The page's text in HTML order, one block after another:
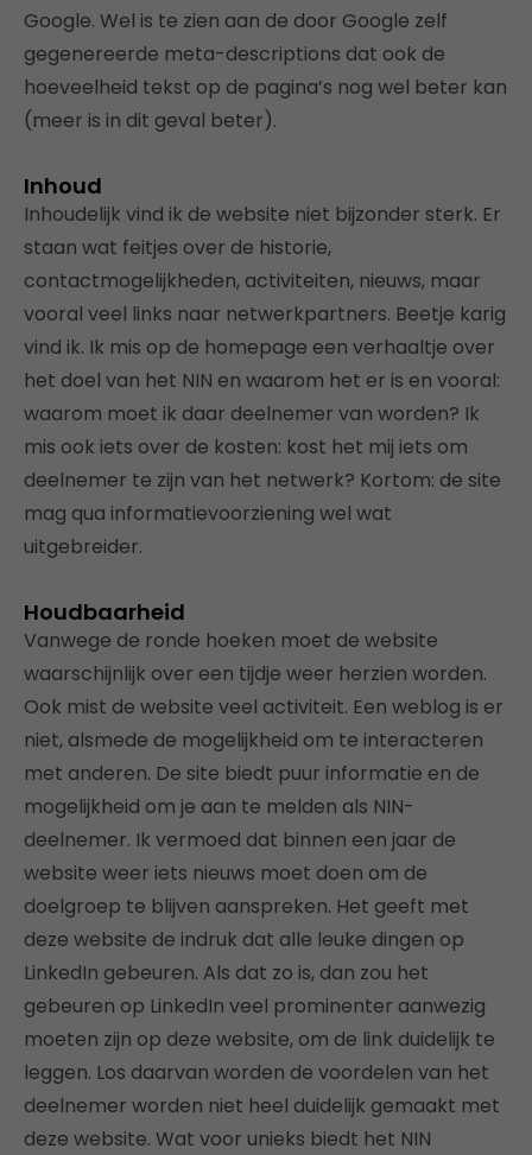
Google. Wel is te zien aan de door Google zelf
gegenereerde meta-descriptions dat ook de
hoeveelheid tekst op de pagina’s nog wel beter kan
(meer is in dit geval beter).
Inhoud
Inhoudelijk vind ik de website niet bijzonder sterk. Er
staan wat feitjes over de historie,
contactmogelijkheden, activiteiten, nieuws, maar
vooral veel links naar netwerkpartners. Beetje karig
vind ik. Ik mis op de homepage een verhaaltje over
het doel van het NIN en waarom het er is en vooral:
waarom moet ik daar deelnemer van worden? Ik
mis ook iets over de kosten: kost het mij iets om
deelnemer te zijn van het netwerk? Kortom: de site
mag qua informatievoorziening wel wat
uitgebreider.
Houdbaarheid
Vanwege de ronde hoeken moet de website
waarschijnlijk over een tijdje weer herzien worden.
Ook mist de website veel activiteit. Een weblog is er
niet, alsmede de mogelijkheid om te interacteren
met anderen. De site biedt puur informatie en de
mogelijkheid om je aan te melden als NIN-
deelnemer. Ik vermoed dat binnen een jaar de
website weer iets nieuws moet doen om de
doelgroep te blijven aanspreken. Het geeft met
deze website de indruk dat alle leuke dingen op
LinkedIn gebeuren. Als dat zo is, dan zou het
gebeuren op LinkedIn veel prominenter aanwezig
moeten zijn op deze website, om de link duidelijk te
leggen. Los daarvan worden de voordelen van het
deelnemer worden niet heel duidelijk gemaakt met
deze website. Wat voor unieks biedt het NIN